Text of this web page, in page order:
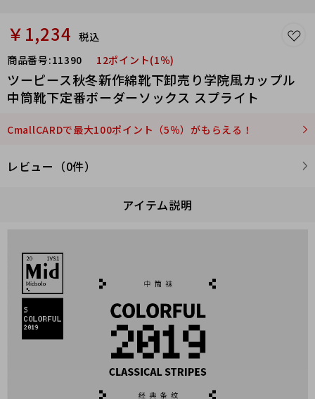
￥1,234 税込
商品番号:11390 12ポイント(1％)
ツーピース秋冬新作綿靴下卸売り学院風カップル
中筒靴下定番ボーダーソックス スプライト
CmallCARDで最大100ポイント（5％）がもらえる！
レビュー（0件）
アイテム説明